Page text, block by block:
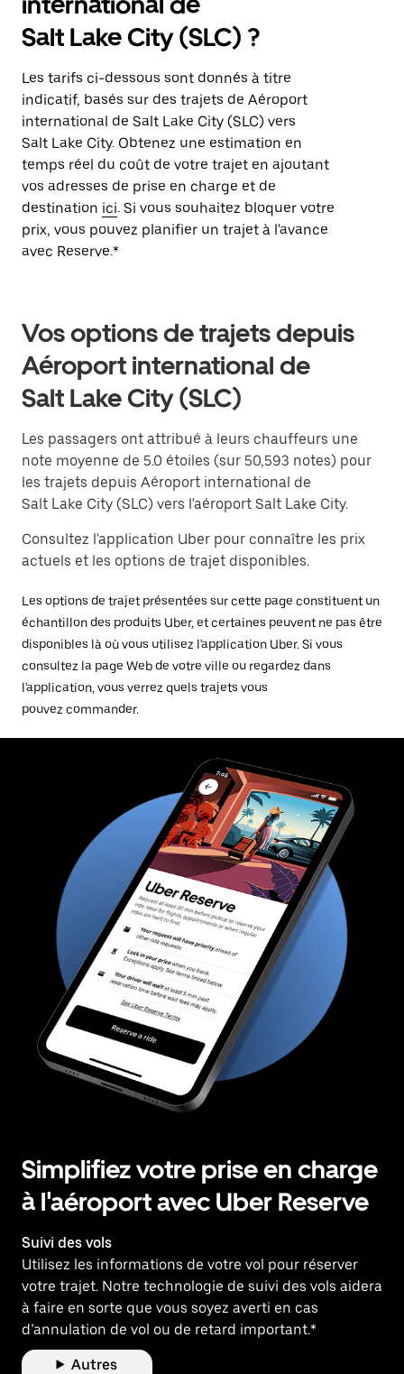
Salt Lake City (SLC) ?
Les tarifs ci-dessous sont donnés à titre
indicatif, basés sur des trajets de Aéroport
international de Salt Lake City (SLC) vers
Salt Lake City. Obtenez une estimation en
temps réel du coût de votre trajet en ajoutant
vos adresses de prise en charge et de
destination ici. Si vous souhaitez bloquer votre
prix, vous pouvez planifier un trajet à l'avance
avec Reserve.*
Vos options de trajets depuis
Aéroport international de
Salt Lake City (SLC)
Les passagers ont attribué à leurs chauffeurs une
note moyenne de 5.0 étoiles (sur 50,593 notes) pour
les trajets depuis Aéroport international de
Salt Lake City (SLC) vers l'aéroport Salt Lake City.
Consultez l'application Uber pour connaître les prix
actuels et les options de trajet disponibles.
Les options de trajet présentées sur cette page constituent un
échantillon des produits Uber, et certaines peuvent ne pas être
disponibles là où vous utilisez l'application Uber. Si vous
consultez la page Web de votre ville ou regardez dans
l'application, vous verrez quels trajets vous
pouvez commander.
Simplifiez votre prise en charge
à l'aéroport avec Uber Reserve
Suivi des vols
Utilisez les informations de votre vol pour réserver
votre trajet. Notre technologie de suivi des vols aidera
à faire en sorte que vous soyez averti en cas
d’annulation de vol ou de retard important.*
Autres